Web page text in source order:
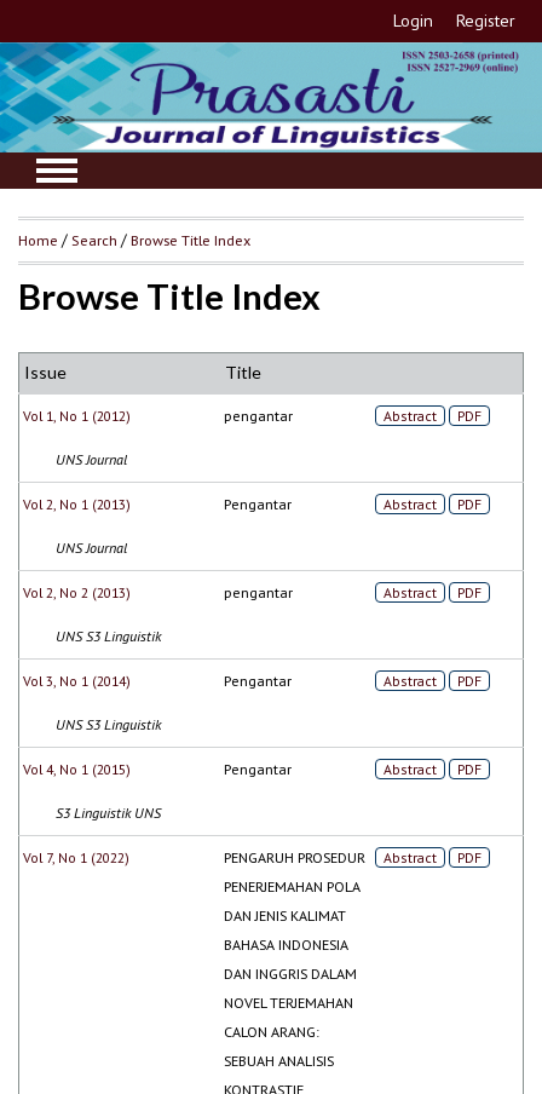
Login Register
Home / Search /Browse Title Index
Browse Title Index
Issue Title
Vol 1, No 1 (2012) pengantar Abstract PDF
UNS Journal
Vol 2, No 1 (2013) Pengantar Abstract PDF
UNS Journal
Vol 2, No 2 (2013) pengantar Abstract PDF
UNS S3 Linguistik
Vol 3, No 1 (2014) Pengantar Abstract PDF
UNS S3 Linguistik
Vol 4, No 1 (2015) Pengantar Abstract PDF
S3 Linguistik UNS
Vol 7, No 1 (2022)
PENGARUH PROSEDUR
PENERJEMAHAN POLA
DAN JENIS KALIMAT
BAHASA INDONESIA
DAN INGGRIS DALAM
NOVEL TERJEMAHAN
CALON ARANG:
SEBUAH ANALISIS
KONTRASTIF
Abstract PDF